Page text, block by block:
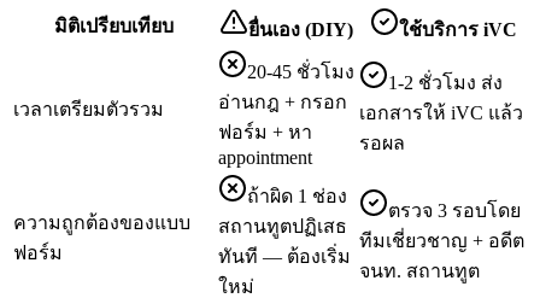
มิติเปรียบเทียบ ยื่นเอง (DIY) ใช้บริการ iVC
เวลาเตรียมตัวรวม
20-45 ชั่วโมง
อ่านกฎ + กรอก
ฟอร์ม + หา
appointment
1-2 ชั่วโมง ส่ง
เอกสารให้ iVC แล้ว
รอผล
ความถูกต้องของแบบ
ฟอร์ม
ถ้าผิด 1 ช่อง
สถานทูตปฏิเสธ
ทันที — ต้องเริ่ม
ใหม่
ตรวจ 3 รอบโดย
ทีมเชี่ยวชาญ + อดีต
จนท. สถานทูต